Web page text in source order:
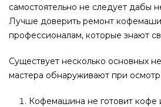
самостоятельно не следует дабы
Лучше доверить ремонт
профессионалам, которые знают
Существует несколько основных
мастера обнаруживают при
Кофемашина не готовит кофе